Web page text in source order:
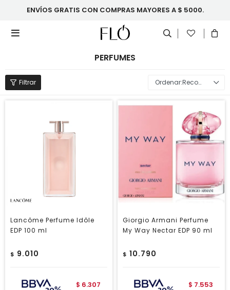
ENVÍOS GRATIS CON COMPRAS MAYORES A $ 5000.

PERFUMES
Recomendados
Lancôme Perfume Idôle
EDP 100 ml
$ 9.010
$ 6.307
Giorgio Armani Perfume
My Way Nectar EDP 90 ml
$ 10.790
$ 7.553